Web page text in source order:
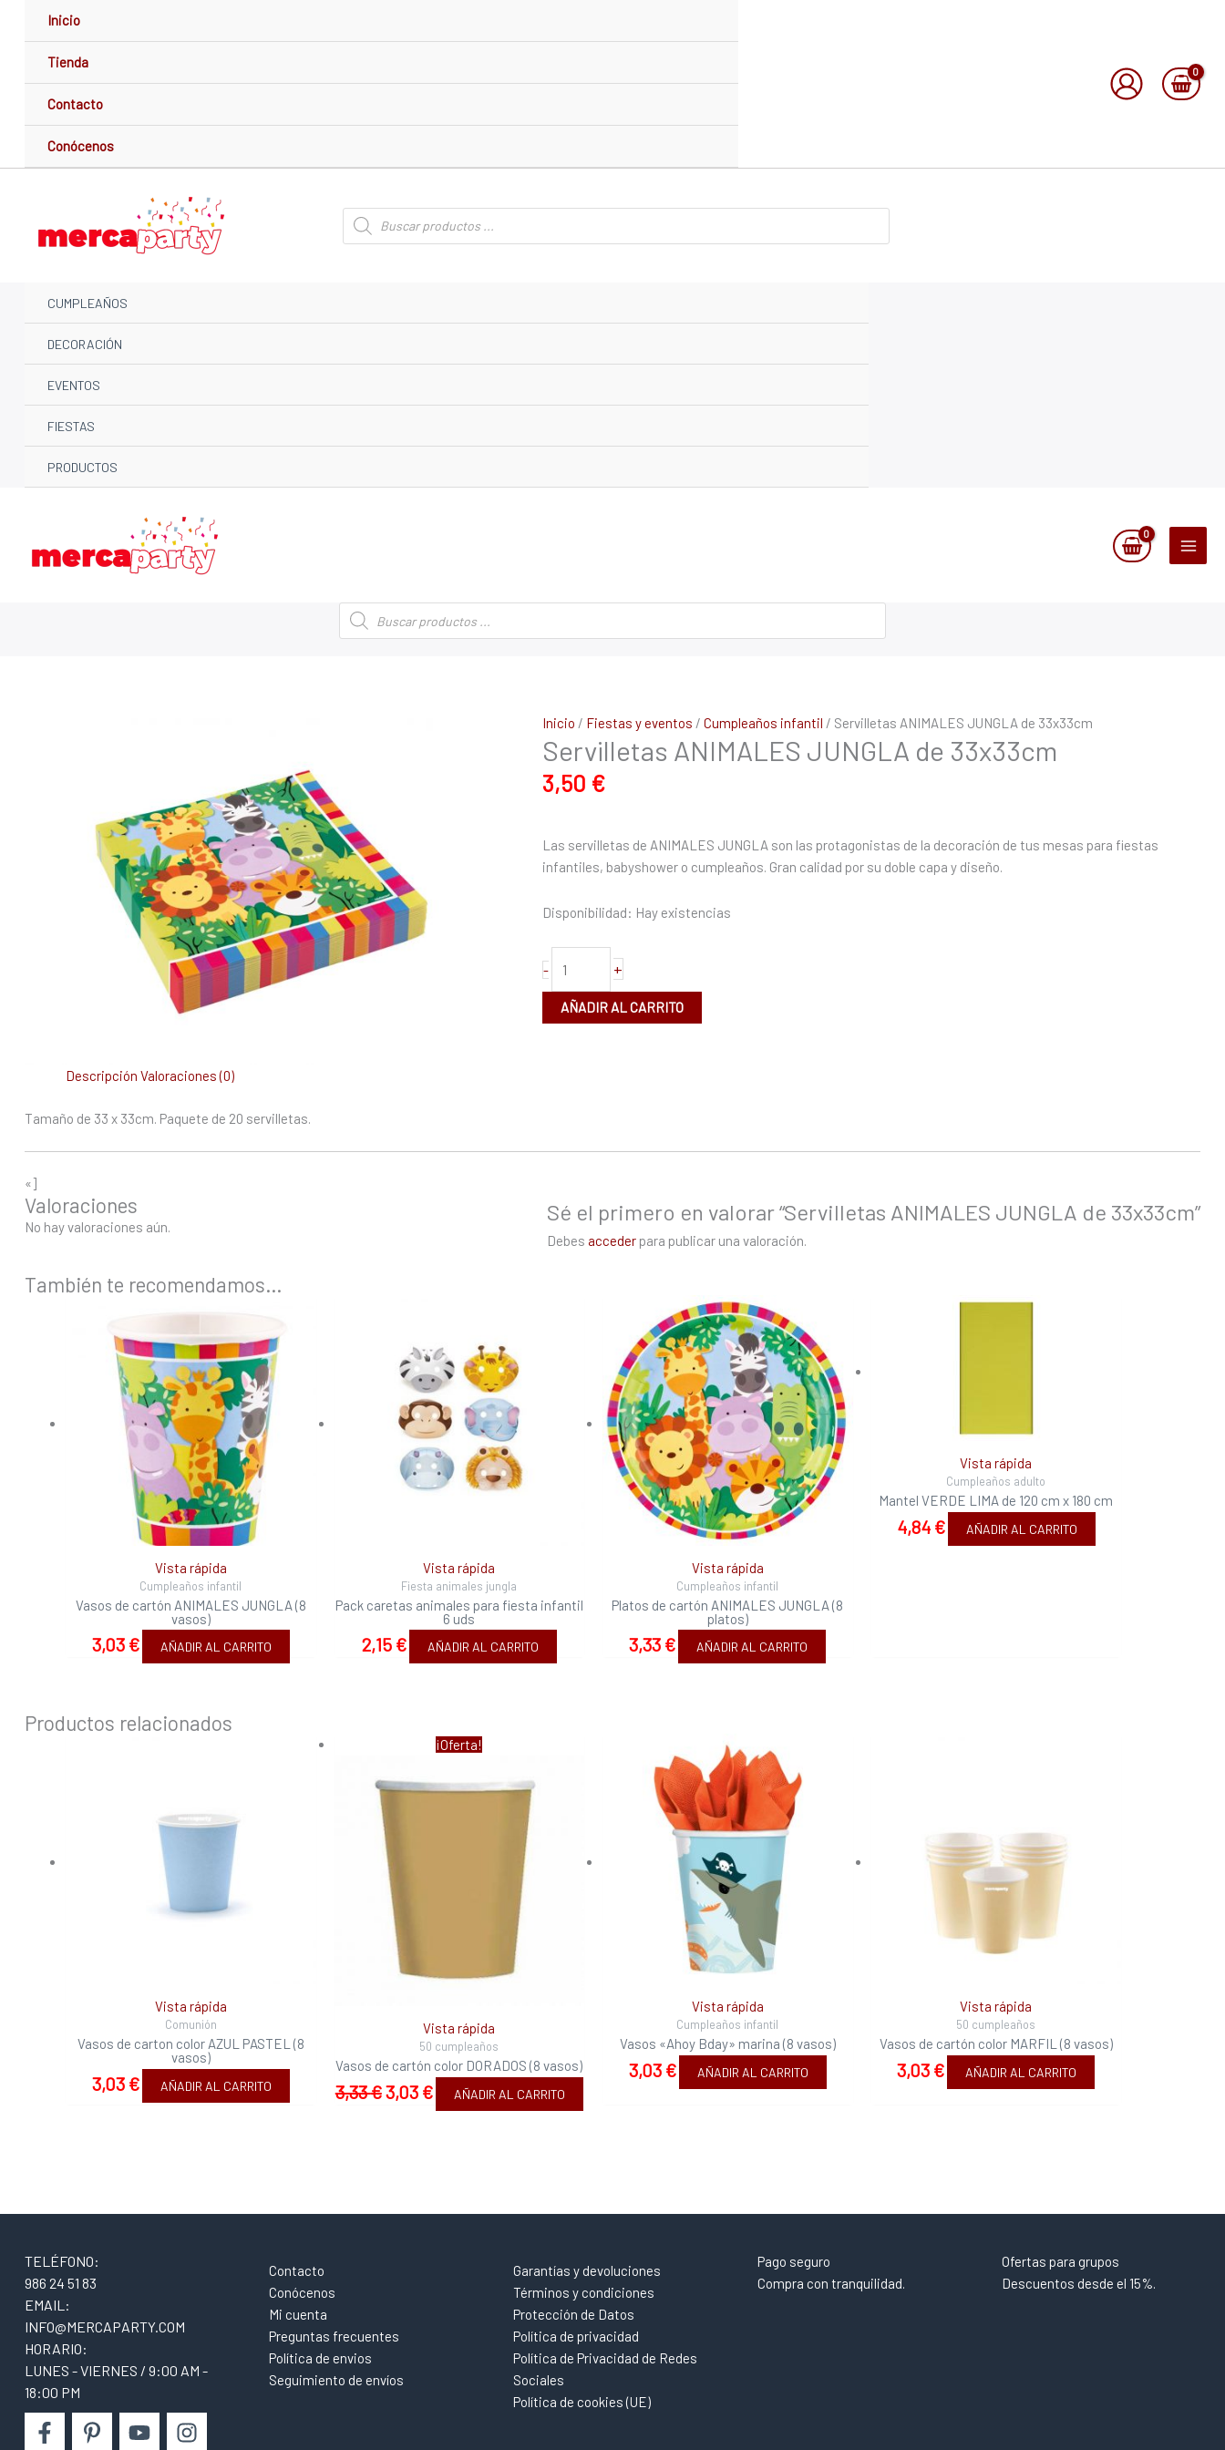
contenido
Inicio
Tienda
Contacto
Conócenos
Búsqueda
de
productos
CUMPLEAÑOS
DECORACIÓN
EVENTOS
FIESTAS
PRODUCTOS
Búsqueda
de
productos
Inicio / Fiestas y eventos / Cumpleaños infantil / Servilletas ANIMALES JUNGLA de 33x33cm
Servilletas ANIMALES JUNGLA de 33x33cm
3,50 €
Las servilletas de ANIMALES JUNGLA son las protagonistas de la decoración de tus mesas para fiestas
infantiles, babyshower o cumpleaños. Gran calidad por su doble capa y diseño.
Disponibilidad: Hay existencias
-
Servilletas
ANIMALES
JUNGLA
de
+
AÑADIR AL CARRITO
Descripción Valoraciones (0)
Tamaño de 33 x 33cm. Paquete de 20 servilletas.
«]
Valoraciones
No hay valoraciones aún.
Sé el primero en valorar “Servilletas ANIMALES JUNGLA de 33x33cm”
Debes acceder para publicar una valoración.
También te recomendamos…
Vista rápida
Cumpleaños infantil
Vasos de cartón ANIMALES JUNGLA (8
vasos)
3,03 € AÑADIR AL CARRITO
Vista rápida
Fiesta animales jungla
Pack caretas animales para fiesta infantil
6 uds
2,15 € AÑADIR AL CARRITO
Vista rápida
Cumpleaños infantil
Platos de cartón ANIMALES JUNGLA (8
platos)
3,33 € AÑADIR AL CARRITO
Vista rápida
Cumpleaños adulto
Mantel VERDE LIMA de 120 cm x 180 cm
4,84 € AÑADIR AL CARRITO
Productos relacionados
Vista rápida
Comunión
Vasos de carton color AZUL PASTEL (8
vasos)
3,03 € AÑADIR AL CARRITO
¡Oferta!
Vista rápida
50 cumpleaños
Vasos de cartón color DORADOS (8 vasos)
3,33€
original
era:
3,33 €.
3,03 €
El
actual
AÑADIR AL CARRITO
Vista rápida
Cumpleaños infantil
Vasos «Ahoy Bday» marina (8 vasos)
3,03 € AÑADIR AL CARRITO
Vista rápida
50 cumpleaños
Vasos de cartón color MARFIL (8 vasos)
3,03 € AÑADIR AL CARRITO
TELÉFONO:
986 24 51 83
EMAIL:
INFO@MERCAPARTY.COM
HORARIO:
LUNES - VIERNES / 9:00 AM -
18:00 PM
Contacto
Conócenos
Mi cuenta
Preguntas frecuentes
Política de envios
Seguimiento de envíos
Garantías y devoluciones
Términos y condiciones
Protección de Datos
Política de privacidad
Política de Privacidad de Redes
Sociales
Política de cookies (UE)
Pago seguro
Compra con tranquilidad.
Ofertas para grupos
Descuentos desde el 15%.